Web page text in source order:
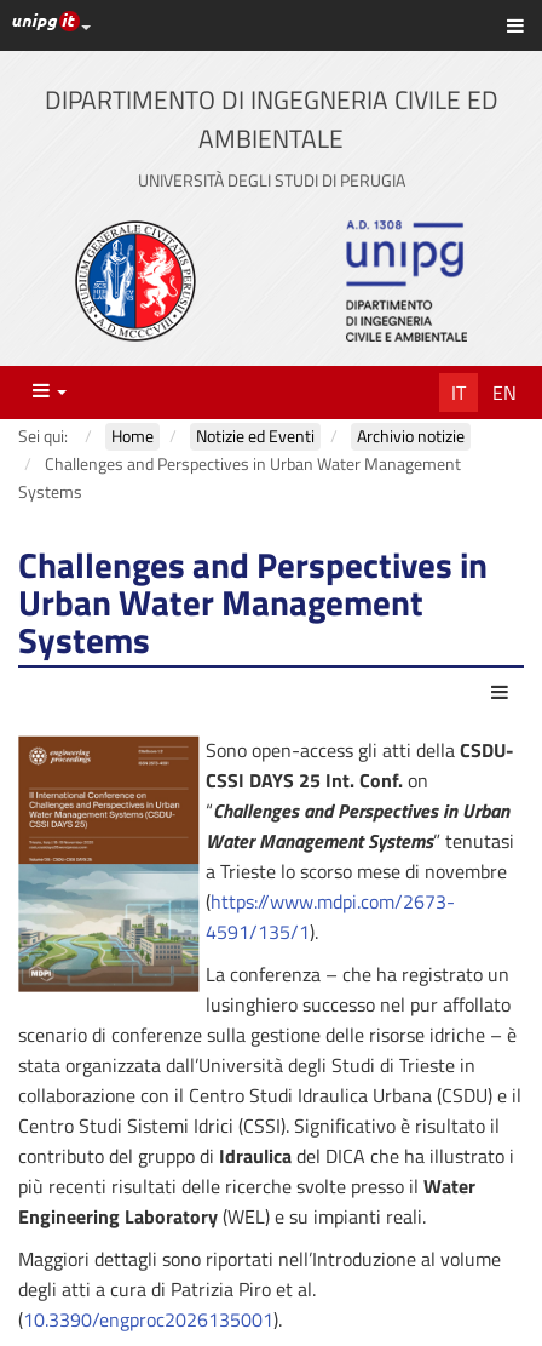
Vai
al
contenuto
principale
Link ai principali servizi web di Ateneo
DIPARTIMENTO DI INGEGNERIA CIVILE ED
AMBIENTALE
UNIVERSITÀ DEGLI STUDI DI PERUGIA
Menu IT EN
Sei qui: Home Notizie ed Eventi
Archivio notizie
Challenges and Perspectives in Urban Water Management
Systems
Challenges and Perspectives in
Urban Water Management
Systems
Sono open-access gli atti dellaCSDU-
CSSI DAYS 25 Int. Conf.on
“Challenges and Perspectives in Urban
Water Management Systems” tenutasi
a Trieste lo scorso mese di novembre
(https://www.mdpi.com/2673-
4591/135/1).
La conferenza – che ha registrato un
lusinghiero successo nel pur affollato
scenario di conferenze sulla gestione delle risorse idriche – è
stata organizzata dall’Università degli Studi di Trieste in
collaborazione con il Centro Studi Idraulica Urbana (CSDU) e il
Centro Studi Sistemi Idrici (CSSI). Significativo è risultato il
contributo del gruppo di Idraulicadel DICA che ha illustrato i
più recenti risultati delle ricerche svolte presso il Water
Engineering Laboratory(WEL) e su impianti reali.
Maggiori dettagli sono riportati nell’Introduzione al volume
degli atti a cura di Patrizia Piro et al.
(10.3390/engproc2026135001).